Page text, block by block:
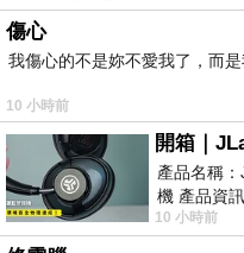
傷心
我傷心的不是妳不愛我了，而是
10 小時前
產品名稱
機 產品資
耳機評語：
10 小時前